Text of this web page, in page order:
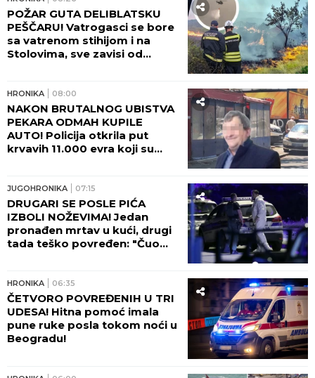
POŽAR GUTA DELIBLATSKU
PEŠČARU! Vatrogasci se bore
sa vatrenom stihijom i na
Stolovima, sve zavisi od
HRONIKA 08:00
NAKON BRUTALNOG UBISTVA
PEKARA ODMAH KUPILE
AUTO! Policija otkrila put
krvavih 11.000 evra koji su
plen!
JUGOHRONIKA 07:15
DRUGARI SE POSLE PIĆA
IZBOLI NOŽEVIMA! Jedan
pronađen mrtav u kući, drugi
tada teško povređen: "Čuo
HRONIKA 06:35
ČETVORO POVREĐENIH U TRI
UDESA! Hitna pomoć imala
pune ruke posla tokom noći u
Beogradu!